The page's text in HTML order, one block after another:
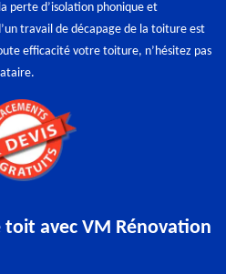
perte d’isolation phonique et
travail de décapage de la toiture est
efficacité votre toiture, n’hésitez pas
toit avec VM Rénovation